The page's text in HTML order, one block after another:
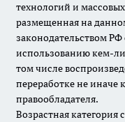
технологий и
размещенная на
законодательством
использованию кем-
том числе
переработке не иначе
правообладателя.
Возрастная категория